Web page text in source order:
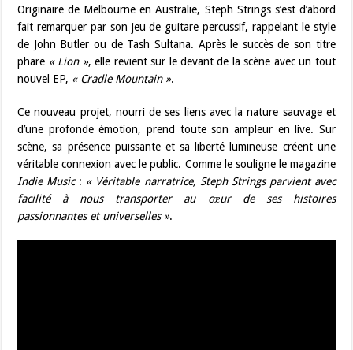
Originaire de Melbourne en Australie, Steph Strings s’est d’abord
fait remarquer par son jeu de guitare percussif, rappelant le style
de John Butler ou de Tash Sultana. Après le succès de son titre
phare « Lion », elle revient sur le devant de la scène avec un tout
nouvel EP, « Cradle Mountain ».
Ce nouveau projet, nourri de ses liens avec la nature sauvage et
d’une profonde émotion, prend toute son ampleur en live. Sur
scène, sa présence puissante et sa liberté lumineuse créent une
véritable connexion avec le public. Comme le souligne le magazine
Indie Music: « Véritable narratrice, Steph Strings parvient avec
facilité à nous transporter au cœur de ses histoires
passionnantes et universelles ».